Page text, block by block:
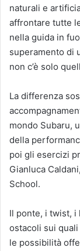
naturali e
affrontare tutte
nella guida in
superamento di
non c’è solo
La differenza
mondo Subaru,
della
poi gli esercizi
Gianluca
School.
Il ponte, i twist, i
ostacoli sui
le possibilità